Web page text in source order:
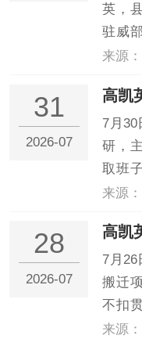
英，
驻威
县政
荣院
与他
生活
来源
31
2026-07
高凯
7月30
研，
取班
性、
焦
治理
力打
来源
28
2026-07
高凯
7月26
搬迁
不扣
以攻
来源